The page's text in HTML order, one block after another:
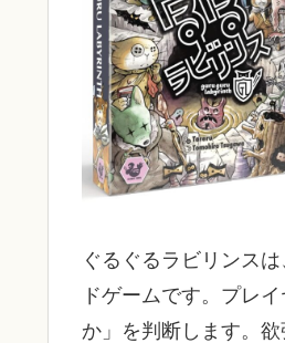
ぐるぐるラビリンス
ドゲームです。プレ
か」を判断します。